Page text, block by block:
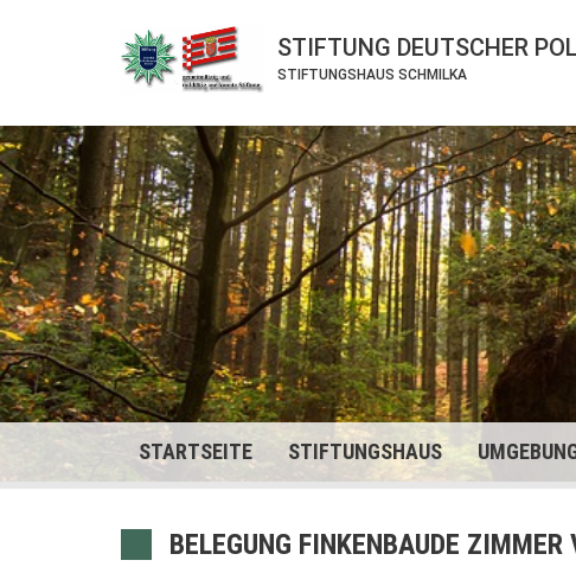
STIFTUNG DEUTSCHER
STIFTUNGSHAUS SCHMILKA
STARTSEITE STIFTUNGSHAUS
BELEGUNG FINKENBAUDE ZIMMER